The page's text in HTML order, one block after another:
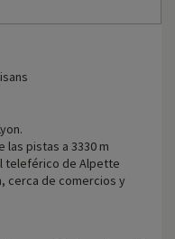
las pistas a 3330 m
teleférico de Alpette
cerca de comercios y